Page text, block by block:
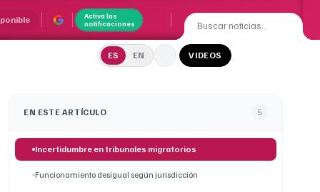
Activa las
notificaciones
ES EN VIDEOS
EN ESTE ARTÍCULO 5
Incertidumbre en tribunales migratorios
Funcionamiento desigual según jurisdicción